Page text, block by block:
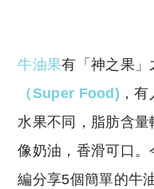
牛油果有「神之果」
（Super Food) ，
水果不同，脂肪含
像奶油，香滑可口。
編分享5個簡單的牛